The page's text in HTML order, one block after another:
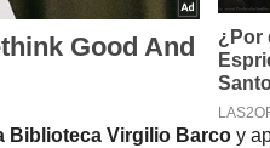
Biblioteca Virgilio Barco y